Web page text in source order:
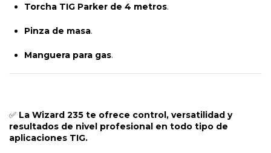
Torcha TIG Parker de 4 metros.
Pinza de masa.
Manguera para gas.
✅ La Wizard 235 te ofrece control, versatilidad y
resultados de nivel profesional en todo tipo de
aplicaciones TIG.